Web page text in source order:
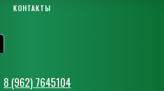
КОНТАКТЫ
8 (962) 7645104